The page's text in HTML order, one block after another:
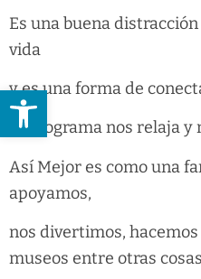
Abrir barra de
Es una buena
vida
y es una forma de
El programa nos relaja
Así Mejor es como una
apoyamos,
nos divertimos,
museos entre otras